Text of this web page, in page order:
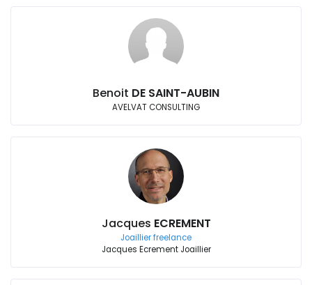
Benoit DE SAINT-AUBIN
AVELVAT CONSULTING
Jacques ECREMENT
Joaillier freelance
Jacques Ecrement Joaillier